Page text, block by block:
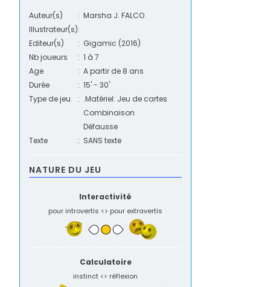
Auteur(s) : Marsha J. FALCO
Illustrateur(s):
Editeur(s)
: Gigamic (2016)
Nb joueurs
: 1 à 7
Age
: A partir de 8 ans
Durée
: 15' - 30'
Type de jeu
: .Matériel: Jeu de cartes
Combinaison
Défausse
Texte
: SANS texte
NATURE DU JEU
Interactivité
pour introvertis <> pour extravertis
Calculatoire
instinct <> réflexion